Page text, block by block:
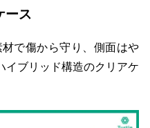
ース
で傷から守り、側面はや
イブリッド構造のクリアケ